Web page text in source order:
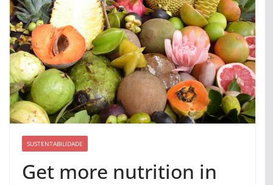
SUSTENTABILIDADE
Get more nutrition in